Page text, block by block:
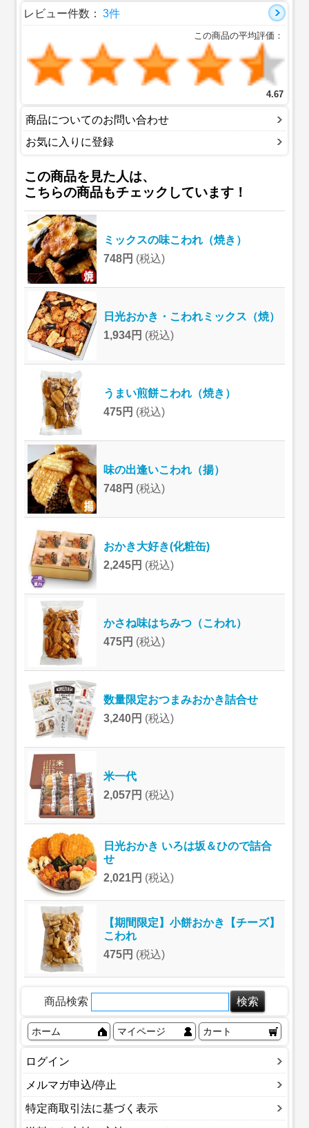
レビュー件数： 3件
この商品の平均評価：
4.67
商品についてのお問い合わせ
お気に入りに登録
この商品を見た人は、
こちらの商品もチェックしています！
ミックスの味こわれ（焼き）
748円 (税込)
日光おかき・こわれミックス（焼）
1,934円 (税込)
うまい煎餅こわれ（焼き）
475円 (税込)
味の出逢いこわれ（揚）
748円 (税込)
おかき大好き(化粧缶)
2,245円 (税込)
かさね味はちみつ（こわれ）
475円 (税込)
数量限定おつまみおかき詰合せ
3,240円 (税込)
米一代
2,057円 (税込)
日光おかき いろは坂＆ひので詰合
せ
2,021円 (税込)
【期間限定】小餅おかき【チーズ】
こわれ
475円 (税込)
商品検索
ホーム マイページ カート
ログイン
メルマガ申込/停止
特定商取引法に基づく表示